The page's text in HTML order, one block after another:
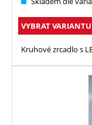
VYBRAT VARIANTU
Kruhové zrcadlo s